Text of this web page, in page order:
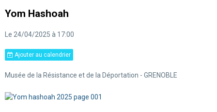
Yom Hashoah
Le 24/04/2025 à 17:00
Ajouter au calendrier
Musée de la Résistance et de la Déportation - GRENOBLE